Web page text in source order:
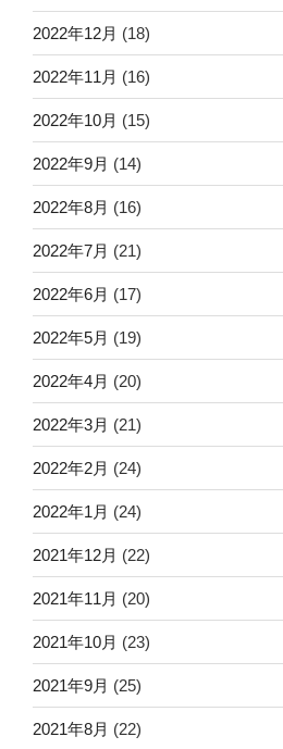
2022年12月 (18)
2022年11月 (16)
2022年10月 (15)
2022年9月 (14)
2022年8月 (16)
2022年7月 (21)
2022年6月 (17)
2022年5月 (19)
2022年4月 (20)
2022年3月 (21)
2022年2月 (24)
2022年1月 (24)
2021年12月 (22)
2021年11月 (20)
2021年10月 (23)
2021年9月 (25)
2021年8月 (22)